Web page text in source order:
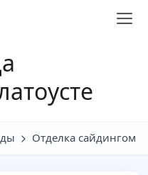
Отделка сайдингом